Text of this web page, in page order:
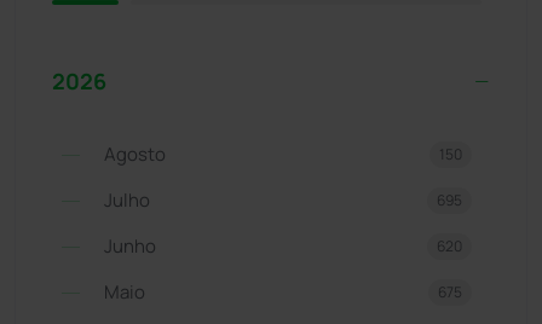
2026
Agosto 150
Julho 695
Junho 620
Maio 675